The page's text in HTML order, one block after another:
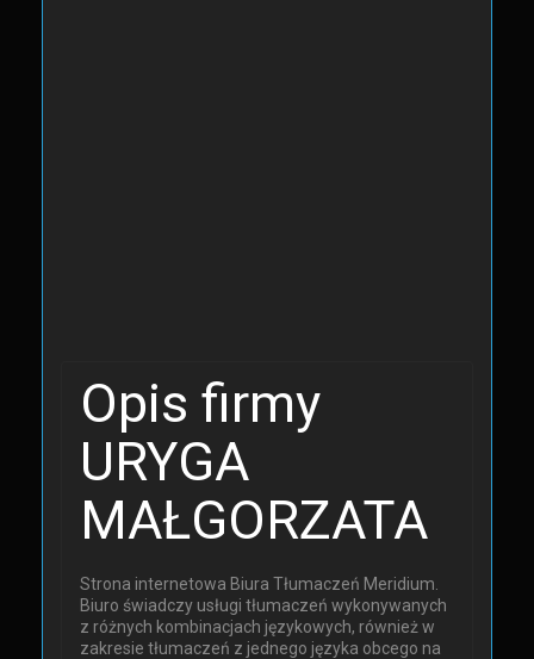
Opis firmy
URYGA
MAŁGORZATA
Strona internetowa Biura Tłumaczeń Meridium.
Biuro świadczy usługi tłumaczeń wykonywanych
z różnych kombinacjach językowych, również w
zakresie tłumaczeń z jednego języka obcego na